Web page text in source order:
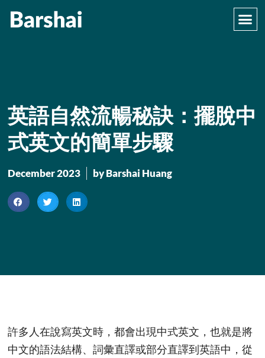
英語自然流暢秘訣：擺脫中
式英文的簡單步驟
December 2023 by Barshai Huang
許多人在說寫英文時，都會出現中式英文，也就是將
中文的語法結構、詞彙直譯或部分直譯到英語中，從